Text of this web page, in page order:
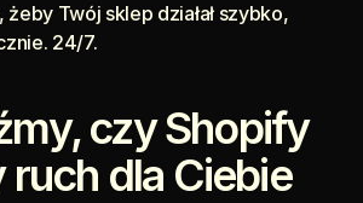
Twój sklep działał szybko,
24/7.
czy Shopify
dla Ciebie